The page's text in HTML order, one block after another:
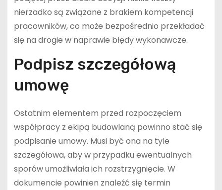
nierzadko są związane z brakiem kompetencji
pracowników, co może bezpośrednio przekładać
się na drogie w naprawie błędy wykonawcze.
Podpisz szczegółową
umowę
Ostatnim elementem przed rozpoczęciem
współpracy z ekipą budowlaną powinno stać się
podpisanie umowy. Musi być ona na tyle
szczegółowa, aby w przypadku ewentualnych
sporów umożliwiała ich rozstrzygnięcie. W
dokumencie powinien znaleźć się termin